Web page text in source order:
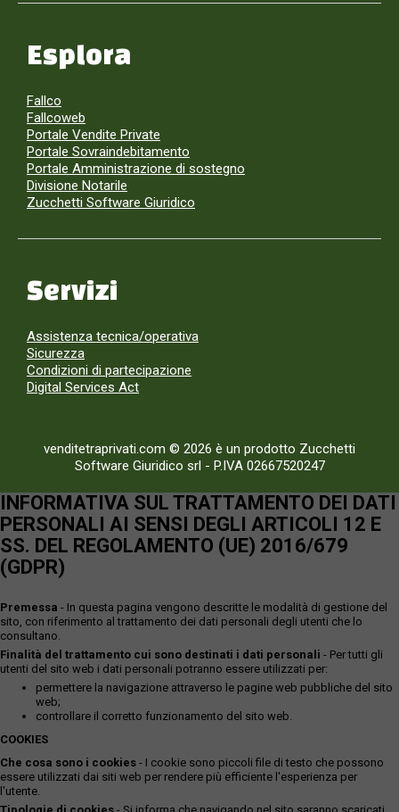
Esplora
Fallco
Fallcoweb
Portale Vendite Private
Portale Sovraindebitamento
Portale Amministrazione di sostegno
Divisione Notarile
Zucchetti Software Giuridico
Servizi
Assistenza tecnica/operativa
Sicurezza
Condizioni di partecipazione
Digital Services Act
venditetraprivati.com © 2026 è un prodotto Zucchetti
Software Giuridico srl - P.IVA 02667520247
INFORMATIVA SUL TRATTAMENTO DEI DATI
PERSONALI AI SENSI DEGLI ARTICOLI 12 E
SS. DEL REGOLAMENTO (UE) 2016/679
(GDPR)
Premessa - In questa pagina vengono descritte le modalità di gestione del
sito, con riferimento al trattamento dei dati personali degli utenti che lo
consultano.
Finalità del trattamento cui sono destinati i dati personali - Per tutti gli
utenti del sito web i dati personali potranno essere utilizzati per:
permettere la navigazione attraverso le pagine web pubbliche del sito
web;
controllare il corretto funzionamento del sito web.
COOKIES
Che cosa sono i cookies - I cookie sono piccoli file di testo che possono
essere utilizzati dai siti web per rendere più efficiente l'esperienza per
l'utente.